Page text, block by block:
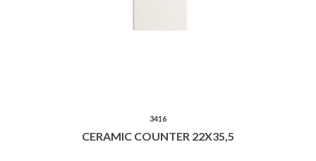
3416
CERAMIC COUNTER 22X35,5